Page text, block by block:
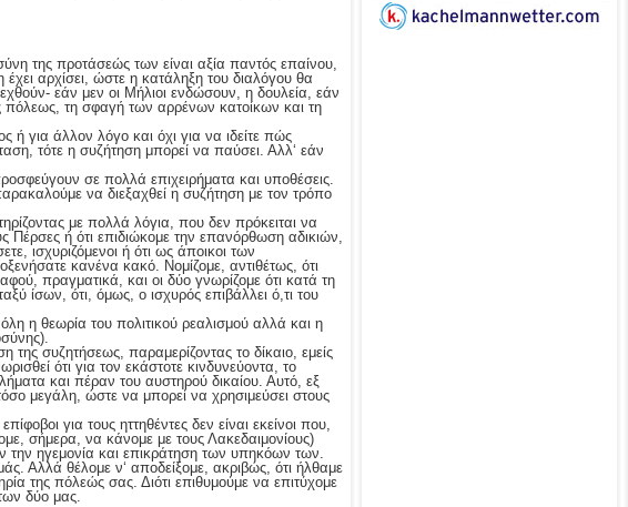
της προτάσεώς των είναι αξία παντός επαίνου,
αρχίσει, ώστε η κατάληξη του διαλόγου θα
εάν μεν οι Μήλιοι ενδώσουν, η δουλεία, εάν
τη σφαγή των αρρένων κατοίκων και τη
ή για άλλον λόγο και όχι για να ιδείτε πώς
τότε η συζήτηση μπορεί να παύσει. Αλλ‘ εάν
σε πολλά επιχειρήματα και υποθέσεις.
να διεξαχθεί η συζήτηση με τον τρόπο
με πολλά λόγια, που δεν πρόκειται να
Πέρσες ή ότι επιδιώκομε την επανόρθωση αδικιών,
ισχυριζόμενοι ή ότι ως άποικοι των
κανένα κακό. Νομίζομε, αντιθέτως, ότι
πραγματικά, και οι δύο γνωρίζομε ότι κατά τη
ίσων, ότι, όμως, ο ισχυρός επιβάλλει ό,τι του
η θεωρία του πολιτικού ρεαλισμού αλλά και η
συζητήσεως, παραμερίζοντας το δίκαιο, εμείς
ότι για τον εκάστοτε κινδυνεύοντα, το
και πέραν του αυστηρού δικαίου. Αυτό, εξ
μεγάλη, ώστε να μπορεί να χρησιμεύσει στους
για τους ηττηθέντες δεν είναι εκείνοι που,
σήμερα, να κάνομε με τους Λακεδαιμονίους)
την ηγεμονία και επικράτηση των υπηκόων των.
Αλλά θέλομε ν‘ αποδείξομε, ακριβώς, ότι ήλθαμε
της πόλεώς σας. Διότι επιθυμούμε να επιτύχομε
δύο μας.